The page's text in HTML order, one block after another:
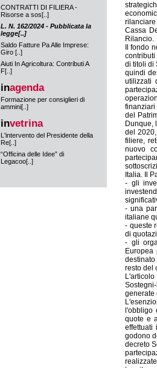
CONTRATTI DI FILIERA -
Risorse a sos[..]
L. N. 162/2024 - Pubblicata la
legge[..]
Saldo Fatture Pa Alle Imprese:
Giro [..]
Aiuti In Agricoltura: Contributi A
F[..]
inagenda
Formazione per consiglieri di
ammini[..]
invetrina
L'intervento del Presidente della
Re[..]
“Officina delle Idee” di
Legacoo[..]
Cassa
Rilancio.
Il fondo
di titoli di
quindi
utilizzati
finanziari
del
Dunque,
del
filiere,
nuovo
Italia. Il
- gli
- una
italiane
- queste
di
- gli
destinato
resto del
generate
l'obbligo
quote e
effettuati
godono
decreto